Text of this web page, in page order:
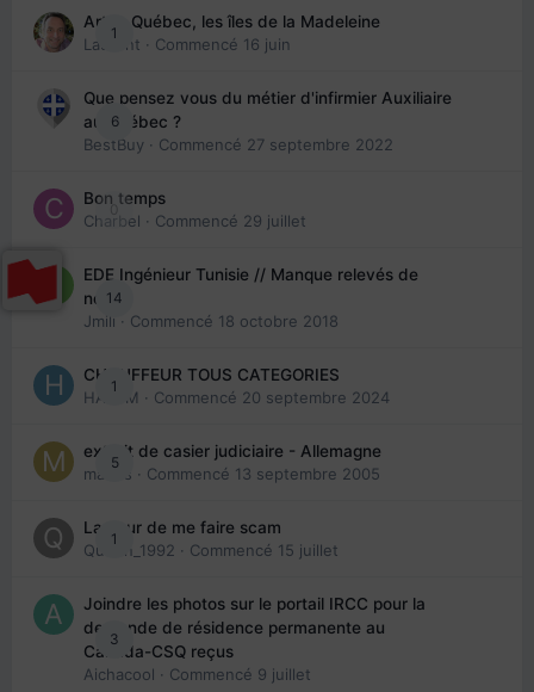
1
Arte : Québec, les îles de la Madeleine
Laurent · Commencé 16 juin
6
Que pensez vous du métier d'infirmier Auxiliaire
au Québec ?
BestBuy · Commencé 27 septembre 2022
0
Bon temps
Charbel · Commencé 29 juillet
14
EDE Ingénieur Tunisie // Manque relevés de
note
Jmili · Commencé 18 octobre 2018
1
CHAUFFEUR TOUS CATEGORIES
HAZEM · Commencé 20 septembre 2024
5
extrait de casier judiciaire - Allemagne
maries · Commencé 13 septembre 2005
1
La peur de me faire scam
Queen_1992 · Commencé 15 juillet
3
Joindre les photos sur le portail IRCC pour la
demande de résidence permanente au
Canada-CSQ reçus
Aichacool · Commencé 9 juillet